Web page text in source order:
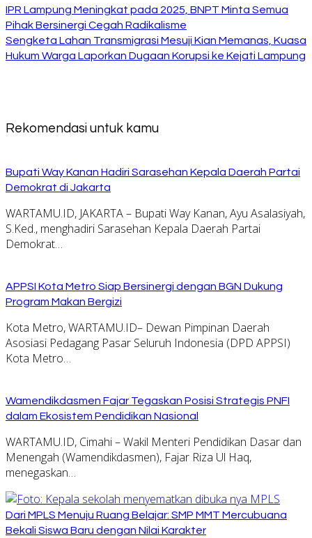
IPR Lampung Meningkat pada 2025, BNPT Minta Semua
Pihak Bersinergi Cegah Radikalisme
Sengketa Lahan Transmigrasi Mesuji Kian Memanas, Kuasa
Hukum Warga Laporkan Dugaan Korupsi ke Kejati Lampung
Rekomendasi untuk kamu
Bupati Way Kanan Hadiri Sarasehan Kepala Daerah Partai
Demokrat di Jakarta
WARTAMU.ID, JAKARTA – Bupati Way Kanan, Ayu Asalasiyah,
S.Ked., menghadiri Sarasehan Kepala Daerah Partai
Demokrat…
APPSI Kota Metro Siap Bersinergi dengan BGN Dukung
Program Makan Bergizi
Kota Metro, WARTAMU.ID– Dewan Pimpinan Daerah
Asosiasi Pedagang Pasar Seluruh Indonesia (DPD APPSI)
Kota Metro…
Wamendikdasmen Fajar Tegaskan Posisi Strategis PNFI
dalam Ekosistem Pendidikan Nasional
WARTAMU.ID, Cimahi – Wakil Menteri Pendidikan Dasar dan
Menengah (Wamendikdasmen), Fajar Riza Ul Haq,
menegaskan…
Dari MPLS Menuju Ruang Belajar: SMP MMT Mercubuana
Bekali Siswa Baru dengan Nilai Karakter